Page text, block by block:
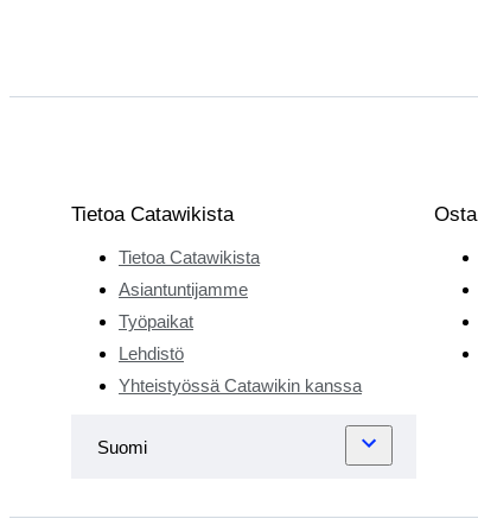
Tietoa Catawikista
Tietoa Catawikista
Asiantuntijamme
Työpaikat
Lehdistö
Yhteistyössä Catawikin kanssa
Osta